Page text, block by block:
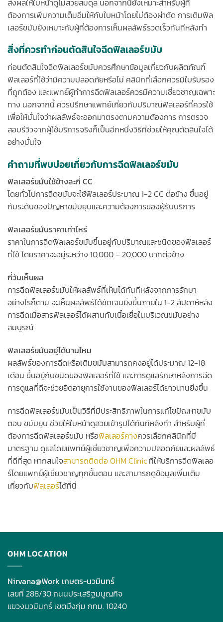
ต้องการเพิ่มความเต็มอิ่มให้กับใบหน้าโดยไม่ต้องผ่าตัด การเติมฟิล
เลอร์ขมับยังเหมาะกับผู้ที่ต้องการเห็นผลลัพธ์รวดเร็วทันทีหลังทำ
สิ่งที่ควรทำก่อนตัดสินใจฉีดฟิลเลอร์ขมับ
ก่อนตัดสินใจฉีดฟิลเลอร์ขมับควรศึกษาข้อมูลเกี่ยวกับผลิตภัณฑ์
ฟิลเลอร์ที่ใช้ว่ามีความปลอดภัยหรือไม่ คลินิกที่เลือกควรมีใบรับรอง
ที่ถูกต้อง และแพทย์ผู้ทำการฉีดฟิลเลอร์ควรมีความเชี่ยวชาญเฉพาะ
ทาง นอกจากนี้ ควรปรึกษาแพทย์เกี่ยวกับปริมาณฟิลเลอร์ที่ควรใช้
เพื่อให้มั่นใจว่าผลลัพธ์จะออกมาตรงตามความต้องการ การตรวจ
สอบรีวิวจากผู้ใช้บริการจริงก็เป็นอีกหนึ่งวิธีที่ช่วยให้คุณตัดสินใจได้
อย่างมั่นใจ
คำถามที่พบบ่อยเกี่ยวกับการฉีดฟิลเลอร์ขมับ
ฟิลเลอร์ขมับใช้ข้างละกี่ CC
โดยทั่วไปการฉีดขมับจะใช้ฟิลเลอร์ประมาณ 1-2 CC ต่อข้าง ขึ้นอยู่
กับระดับของปัญหาขมับยุบและความต้องการของผู้รับบริการ
ฟิลเลอร์ขมับราคาเท่าไหร่
ราคาในการฉีดฟิลเลอร์ขมับขึ้นอยู่กับปริมาณและชนิดของฟิลเลอร์
ที่ใช้ โดยราคาจะอยู่ระหว่าง 10,000 – 20,000 บาทต่อข้าง
กี่วันเห็นผล
การฉีดฟิลเลอร์ขมับให้ผลลัพธ์ที่เห็นได้ทันทีหลังจากการรักษา
อย่างไรก็ตาม จะเห็นผลลัพธ์ได้ชัดเจนยิ่งขึ้นภายใน 1-2 สัปดาห์หลัง
การฉีดเมื่อสารฟิลเลอร์ได้ผสานกับเนื้อเยื่อในบริเวณขมับอย่าง
สมบูรณ์
ฟิลเลอร์ขมับอยู่ได้นานไหม
ผลลัพธ์ของการฉีดหรือเติมขมับสามารถคงอยู่ได้ประมาณ 12-18
เดือน ขึ้นอยู่กับชนิดของฟิลเลอร์ที่ใช้ และการดูแลรักษาหลังการฉีด
การดูแลที่ดีจะช่วยยืดอายุการใช้งานของฟิลเลอร์ได้ยาวนานยิ่งขึ้น
การฉีดฟิลเลอร์ขมับเป็นวิธีที่มีประสิทธิภาพในการแก้ไขปัญหาขมับ
ตอบ ขมับยุบ ช่วยให้ใบหน้าดูสวยเข้ารูปได้ทันทีหลังทำ สำหรับผู้ที่
ต้องการฉีดฟิลเลอร์ขมับ หรือฟิลเลอร์คางควรเลือกคลินิกที่มี
มาตรฐาน ดูแลโดยแพทย์ผู้เชี่ยวชาญเพื่อความปลอดภัยและผลลัพธ์
ที่ดีที่สุด หากสนใจสามารถติดต่อ OHM Clinic ที่ให้บริการฉีดฟิลเลอ
ร์โดยแพทย์ผู้เชี่ยวชาญทุกขั้นตอน และสามารถดูข้อมูลเพิ่มเติม
เกี่ยวกับฟิลเลอร์ได้ที่นี่
OHM LOCATION
Nirvana@Work เกษตร-นวมินทร์
เลขที่ 288/30 ถนนประเสริฐมนูญกิจ
แขวงนวมินทร์ เขตบึงกุ่ม กทม. 10240